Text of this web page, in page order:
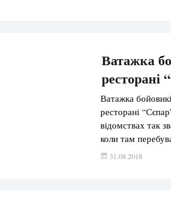
Ватажка
ресторані
Ватажка
ресторані
відомствах так
коли там
– зазначає
31.08.2018